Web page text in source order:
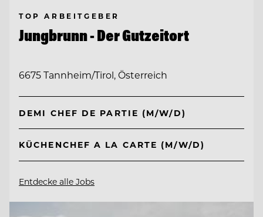
TOP ARBEITGEBER
Jungbrunn - Der Gutzeitort
6675 Tannheim/Tirol, Österreich
DEMI CHEF DE PARTIE (M/W/D)
KÜCHENCHEF A LA CARTE (M/W/D)
Entdecke alle Jobs